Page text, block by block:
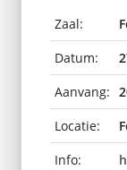
Zaal:
Datum:
Aanvang:
Locatie:
Info: